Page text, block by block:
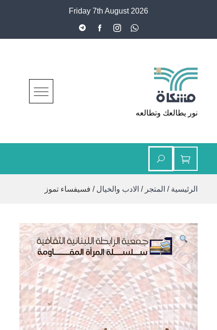
Friday 7th August 2026
مشكاة
نور يطالعك وتطالعه
الرئيسية / المتجر / الادب والخيال / فسيفساء تموز